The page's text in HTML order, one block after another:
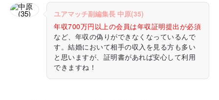
ユアマッチ副編集長 中原(35)
年収700万円以上の会員は年収証明提出が必須
など、年収の偽りができなくなっているんで
す。結婚において相手の収入を見る方も多い
と思いますが、証明書があれば安心して利用
できますね！